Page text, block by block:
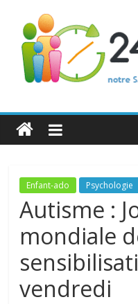
24h
Santé
La
santé
de
toute
famille
Enfant-ado Psychologie
Autisme :
mondiale
vendredi